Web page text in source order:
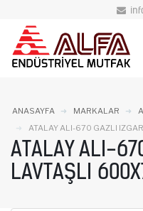
ANASAYFA MARKALAR
ATALAY ALI-670 GAZLI
ATALAY ALI-
LAVTAŞLI